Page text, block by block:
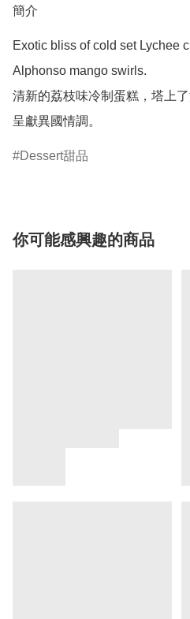
簡介
Exotic bliss of cold set Lychee
Alphonso mango swirls.
清新的荔枝味冷制蛋糕，塔上
呈獻異國情調。
Dessert甜品
你可能感興趣的商品